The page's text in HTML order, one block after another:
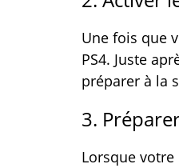
Une fois que
PS4. Juste
préparer à la
3.
Lorsque